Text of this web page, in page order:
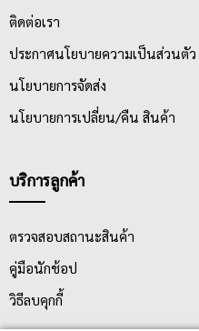
ติดต่อเรา
ประกาศนโยบายความเป็นส่วนตัว
นโยบายการจัดส่ง
นโยบายการเปลี่ยน/คืน สินค้า
บริการลูกค้า
ตรวจสอบสถานะสินค้า
คู่มือนักช้อป
วิธีลบคุกกี้